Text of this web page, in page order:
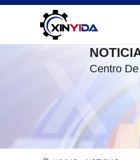
Centro